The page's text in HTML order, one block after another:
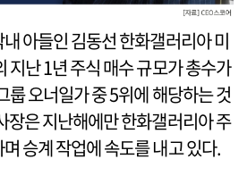
아들인 김동선 한화갤러리아 미
지난 1년 주식 매수 규모가 총수가
룹 오너일가 중 5위에 해당하는 것
장은 지난해에만 한화갤러리아 주
승계 작업에 속도를 내고 있다.